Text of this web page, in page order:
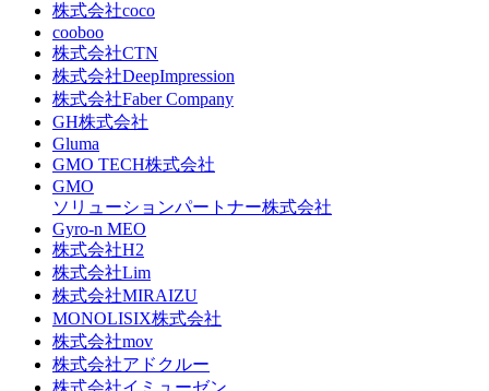
株式会社coco
cooboo
株式会社CTN
株式会社DeepImpression
株式会社Faber Company
GH株式会社
Gluma
GMO TECH株式会社
GMO
ソリューションパートナー株式会社
Gyro-n MEO
株式会社H2
株式会社Lim
株式会社MIRAIZU
MONOLISIX株式会社
株式会社mov
株式会社アドクルー
株式会社イミューゼン